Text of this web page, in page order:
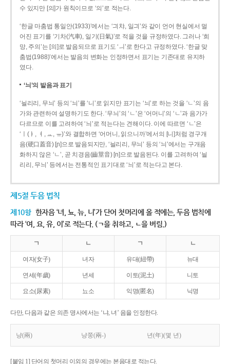
수 있지만 [의]가 원칙이므로 ‘의’로 적는다.
‘한글 마춤법 통일안(1933)’에서는 ‘긔챠, 일긔’와 같이 언어 현실에서 멀
어진 표기를 ‘기차(汽車), 일기(日氣)’로 적을 것을 규정하였다. 그러나 ‘희
망, 주의’는 [의]로 발음되므로 표기도 ‘ㅢ’로 한다고 규정하였다. ‘한글 맞
춤법(1988)’에서는 발음의 변화는 인정하면서 표기는 기존대로 유지하
였다.
‘늬’의 발음과 표기
‘늴리리, 무늬’ 등의 ‘늬’를 ‘니’로 읽지만 표기는 ‘늬’로 하는 것을 ‘ㄴ’의 음
가와 관련하여 설명하기도 한다. ‘무늬’의 ‘ㄴ’은 ‘어머니’의 ‘ㄴ’과 음가가
다르므로 이를 고려하여 ‘늬’로 적는다는 견해이다. 이에 따르면 ‘ㄴ’은
‘ㅣ(ㅑ, ㅕ, ㅛ, ㅠ)’와 결합하면 ‘어머니, 읽으니까’에서의 [니]처럼 경구개
음(硬口蓋音) [ɲ]으로 발음되지만, ‘늴리리, 무늬’ 등의 ‘늬’에서는 구개음
화하지 않은 ‘ㄴ’, 곧 치경음(齒莖音) [n]으로 발음된다. 이를 고려하여 ‘늴
리리, 무늬’ 등에서는 전통적인 표기대로 ‘늬’로 적는다고 본다.
제5절 두음 법칙
제10항 한자음 ‘녀, 뇨, 뉴, 니’가 단어 첫머리에 올 적에는, 두음 법칙에
따라 ‘여, 요, 유, 이’로 적는다. (ㄱ을 취하고, ㄴ을 버림.)
ㄱ ㄴ ㄱ ㄴ
여자(女子) 녀자 유대(紐帶) 뉴대
연세(年歲) 년세 이토(泥土) 니토
요소(尿素) 뇨소 익명(匿名) 닉명
다만, 다음과 같은 의존 명사에서는 ‘냐, 녀’ 음을 인정한다.
냥(兩) 냥쭝(兩-) 년(年)(몇 년)
[붙임 1] 단어의 첫머리 이외의 경우에는 본음대로 적는다.